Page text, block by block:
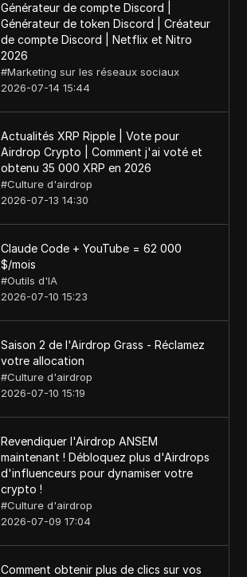
Générateur de compte Discord |
Générateur de token Discord | Créateur
de compte Discord | Netflix et Nitro
2026
#Marketing sur les réseaux sociaux
2026-07-14 15:44
Actualités XRP Ripple | Vote pour
Airdrop Crypto | Comment j'ai voté et
obtenu 35 000 XRP en 2026
#Culture d'airdrop
2026-07-13 14:30
Claude Code + YouTube = 62 000
$/mois
#Outils d'IA
2026-07-10 15:23
Saison 2 de l'Airdrop Grass - Réclamez
votre allocation
#Culture d'airdrop
2026-07-10 15:19
Revendiquer l'Airdrop ANSEM
maintenant ! Débloquez plus d'Airdrops
d'influenceurs pour dynamiser votre
crypto !
#Culture d'airdrop
2026-07-09 17:04
Comment obtenir plus de clics sur vos